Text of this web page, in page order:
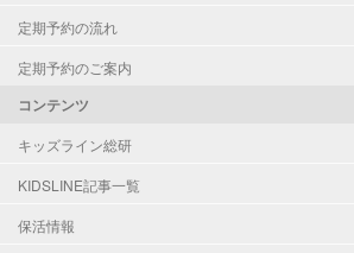
定期予約の流れ
定期予約のご案内
コンテンツ
キッズライン総研
KIDSLINE記事一覧
保活情報